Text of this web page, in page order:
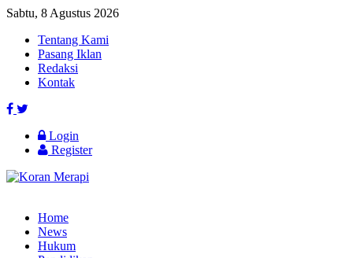
Sabtu, 8 Agustus 2026
Tentang Kami
Pasang Iklan
Redaksi
Kontak
Login
Register
Home
News
Hukum